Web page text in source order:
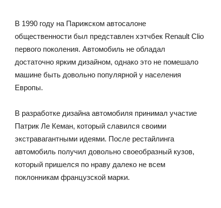
В 1990 году на Парижском автосалоне
общественности был представлен хэтчбек Renault Clio
первого поколения. Автомобиль не обладал
достаточно ярким дизайном, однако это не помешало
машине быть довольно популярной у населения
Европы.
В разработке дизайна автомобиля принимал участие
Патрик Ле Кеман, который славился своими
экстравагантными идеями. После рестайлинга
автомобиль получил довольно своеобразный кузов,
который пришелся по нраву далеко не всем
поклонникам французской марки.